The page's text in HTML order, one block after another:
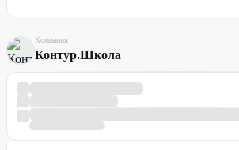
Компания
Контур.Школа